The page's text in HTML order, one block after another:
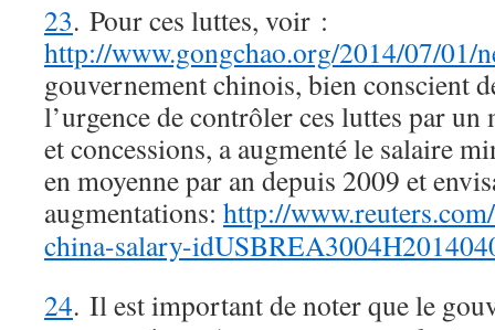
23. Pour ces luttes, voir :
http://www.gongchao.org/2014/07/01/
gouvernement chinois, bien conscient
l’urgence de contrôler ces luttes par un
et concessions, a augmenté le salaire
en moyenne par an depuis 2009 et
augmentations: http://
china-salary-
24. Il est important de noter que le